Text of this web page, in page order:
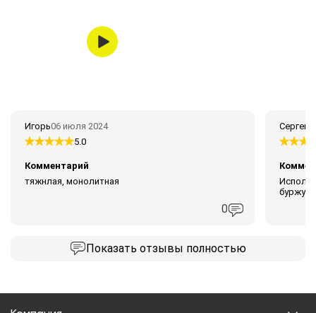
Игорь06 июля 2024
5.0
Комментарий
тяжнлая, монолитная
0
Сергей В
Показать отзывы полностью